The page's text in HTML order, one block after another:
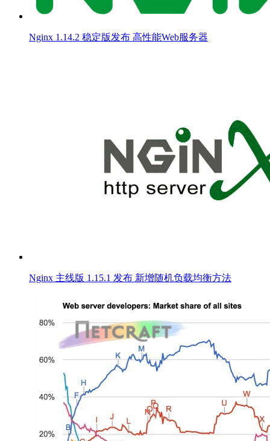
Nginx 1.14.2 稳定版发布 高性能Web服务器
Nginx 主线版 1.15.1 发布 新增随机负载均衡方法